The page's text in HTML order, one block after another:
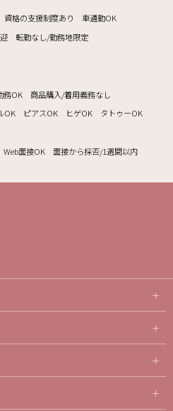
資格の支援制度あり
車通勤OK
転勤なし/勤務地限定
務OK
商品購入/着用義務なし
OK ピアスOK ヒゲOK
タトゥーOK
Web面接OK 面接から採否/1週間以内